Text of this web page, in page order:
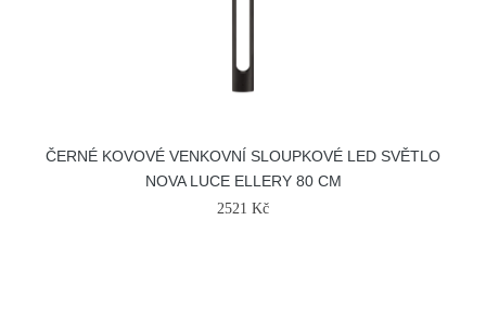
ČERNÉ KOVOVÉ VENKOVNÍ SLOUPKOVÉ LED SVĚTLO
NOVA LUCE ELLERY 80 CM
2521 Kč